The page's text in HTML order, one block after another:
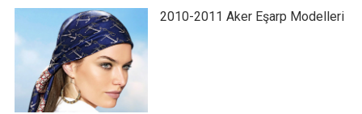
2010-2011 Aker Eşarp Modelleri